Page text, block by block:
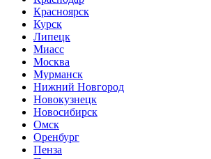
Красноярск
Курск
Липецк
Миасс
Москва
Мурманск
Нижний Новгород
Новокузнецк
Новосибирск
Омск
Оренбург
Пенза